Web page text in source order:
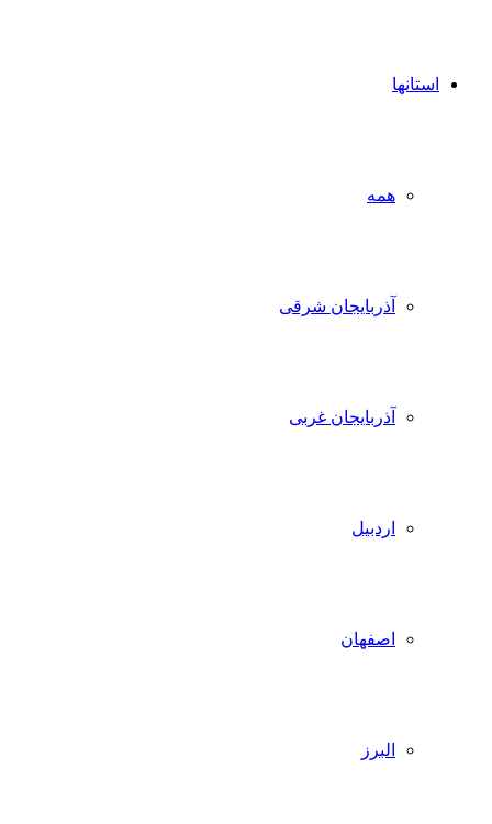
استانها
همه
آذربایجان شرقی
آذربایجان غربی
اردبیل
اصفهان
البرز